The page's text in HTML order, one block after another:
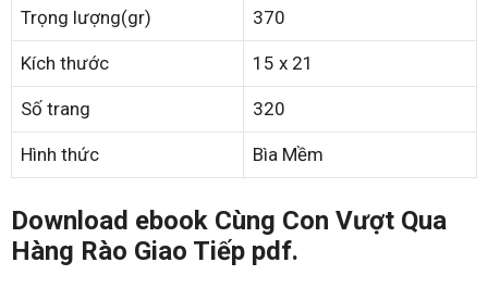
Trọng lượng(gr) 370
Kích thước 15 x 21
Số trang 320
Hình thức Bìa Mềm
Download ebook Cùng Con Vượt Qua
Hàng Rào Giao Tiếp pdf.